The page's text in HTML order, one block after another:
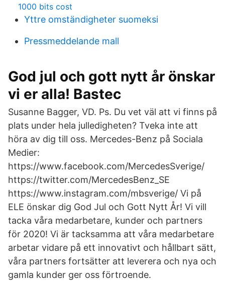
1000 bits cost
Yttre omständigheter suomeksi
Pressmeddelande mall
God jul och gott nytt år önskar
vi er alla! Bastec
Susanne Bagger, VD. Ps. Du vet väl att vi finns på
plats under hela julledigheten? Tveka inte att
höra av dig till oss. Mercedes-Benz på Sociala
Medier:
https://www.facebook.com/MercedesSverige/
https://twitter.com/MercedesBenz_SE
https://www.instagram.com/mbsverige/ Vi på
ELE önskar dig God Jul och Gott Nytt År! Vi vill
tacka våra medarbetare, kunder och partners
för 2020! Vi är tacksamma att våra medarbetare
arbetar vidare på ett innovativt och hållbart sätt,
våra partners fortsätter att leverera och nya och
gamla kunder ger oss förtroende.